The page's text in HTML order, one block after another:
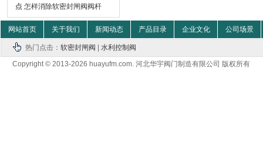
点
◇ 怎样消除软密封闸阀阀杆
网站首页 关于我们 新闻动态 产品目录 企业文化 公司场景
热门点击： 软密封闸阀
水利控制阀
Copyright © 2013-2026 huayufm.com. 河北华宇阀门制造有限公司 版权所有